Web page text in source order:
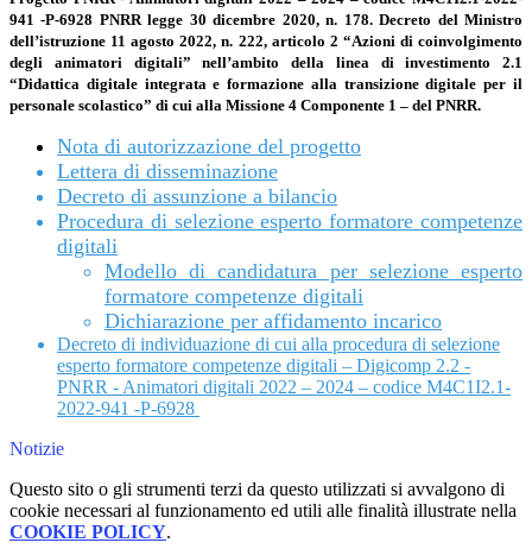
941 -P-6928 PNRR legge 30 dicembre 2020, n. 178. Decreto del Ministro
dell’istruzione 11 agosto 2022, n. 222, articolo 2 “Azioni di coinvolgimento
degli animatori digitali” nell’ambito della linea di investimento 2.1
“Didattica digitale integrata e formazione alla transizione digitale per il
personale scolastico” di cui alla Missione 4 Componente 1 – del PNRR.
Nota di autorizzazione del progetto
Lettera di disseminazione
Decreto di assunzione a bilancio
Procedura di selezione esperto formatore competenze
digitali
Modello di candidatura per selezione esperto
formatore competenze digitali
Dichiarazione per affidamento incarico
Decreto di individuazione di cui alla procedura di selezione
esperto formatore competenze digitali – Digicomp 2.2 -
PNRR - Animatori digitali 2022 – 2024 – codice M4C1I2.1-
2022-941 -P-6928
Notizie
Questo sito o gli strumenti terzi da questo utilizzati si avvalgono di
cookie necessari al funzionamento ed utili alle finalità illustrate nella
COOKIE POLICY.